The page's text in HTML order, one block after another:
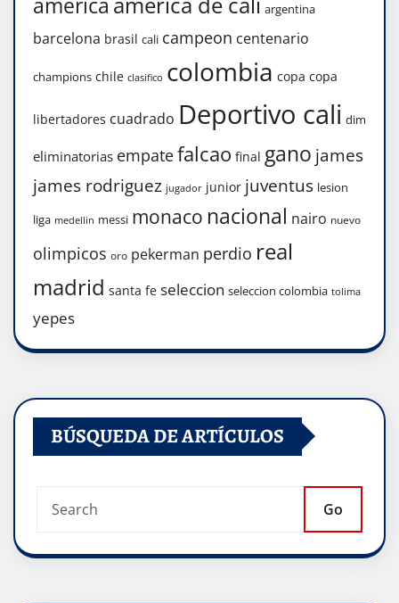
argentina
barcelona brasil cali campeon centenario
champions chile clasifico colombia copa copa
libertadores cuadrado Deportivo cali dim
eliminatorias empatefalcao final gano james
james rodriguez jugador junior juventus lesion
liga medellin messi monaco nacional nairo nuevo
olimpicos oro pekerman perdio real
madrid santa fe seleccion seleccion colombia tolima
yepes
BÚSQUEDA DE ARTÍCULOS
Go